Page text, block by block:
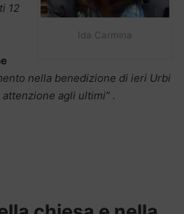
Ida Carmina
12
nella benedizione di ieri Urbi
agli ultimi” .